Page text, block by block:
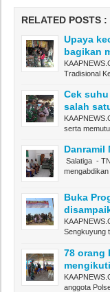
RELATED POSTS :
Upaya
bagikan
Tradisional
Cek
salah
serta
Danramil
Salatiga -
mengabdikan
Buka
Sengkuyung
78 orang
anggota